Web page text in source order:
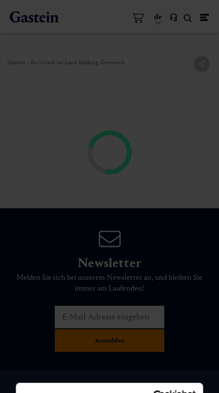
de
Gastein - Ihr Urlaub im Land Salzburg, Österreich
Newsletter
Melden Sie sich bei unserem Newsletter an, und bleiben Sie
immer am Laufenden!